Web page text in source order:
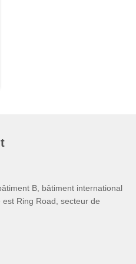
B, bâtiment international
Ring Road, secteur de